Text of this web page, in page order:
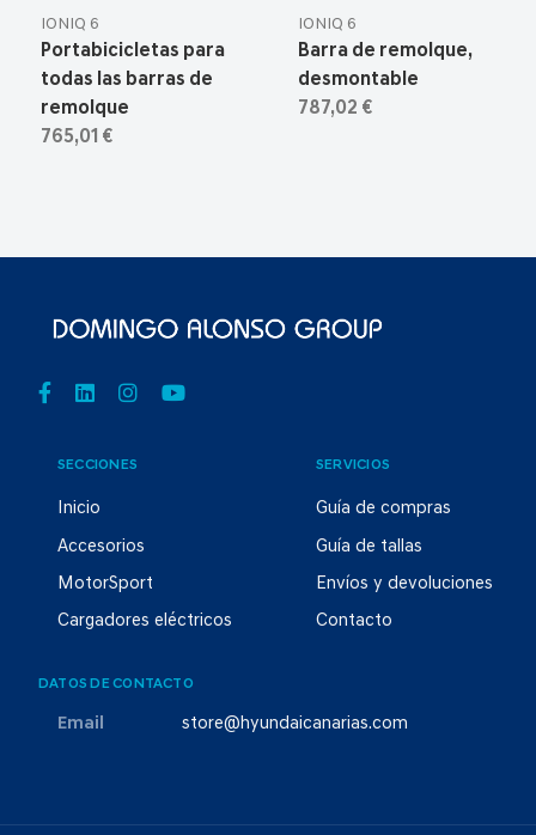
IONIQ 6
Portabicicletas para
todas las barras de
remolque
765,01 €
IONIQ 6
Barra de remolque,
desmontable
787,02 €
SECCIONES
Inicio
Accesorios
MotorSport
Cargadores eléctricos
SERVICIOS
Guía de compras
Guía de tallas
Envíos y devoluciones
Contacto
DATOS DE CONTACTO
Email store@hyundaicanarias.com